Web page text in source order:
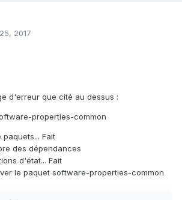
2017
d'erreur que cité au dessus :
properties-common
Fait
des dépendances
d'état... Fait
le paquet software-properties-common